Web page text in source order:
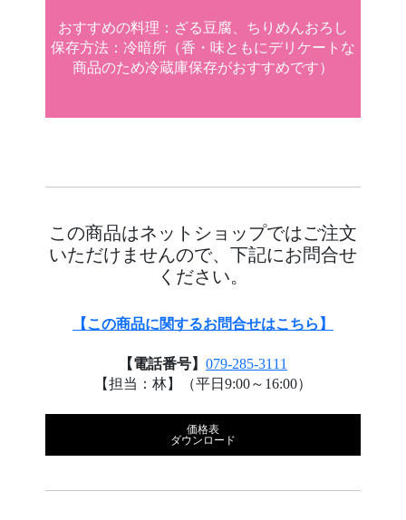
おすすめの料理：ざる豆腐、ちりめんおろし
保存方法：冷暗所（香・味ともにデリケートな
商品のため冷蔵庫保存がおすすめです）
この商品はネットショップではご注文
いただけませんので、下記にお問合せ
ください。
【この商品に関するお問合せはこちら】
【電話番号】 079-285-3111
【担当：林】（平日9:00～16:00）
価格表
ダウンロード